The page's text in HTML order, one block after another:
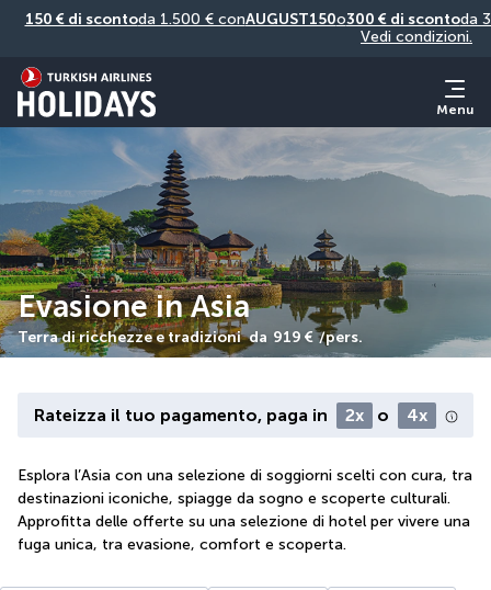
150 € di scontoda 1.500 € conAUGUST150o300 € di scontoda
Vedi condizioni.
Menu
Evasione in Asia
Terra di ricchezze e tradizioni da 919 € /pers.
Rateizza il tuo pagamento, paga in 2x o 4x
Esplora l’Asia con una selezione di soggiorni scelti con cura, tra
destinazioni iconiche, spiagge da sogno e scoperte culturali.
Approfitta delle offerte su una selezione di hotel per vivere una
fuga unica, tra evasione, comfort e scoperta.